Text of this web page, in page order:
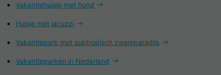
Vakantiehuisje met hond
Huisje met jacuzzi
Vakantiepark met subtropisch zwemparadijs
Vakantieparken in Nederland